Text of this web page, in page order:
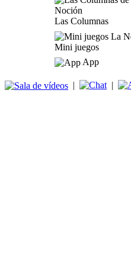
Las Columnas
Mini juegos
App
| |